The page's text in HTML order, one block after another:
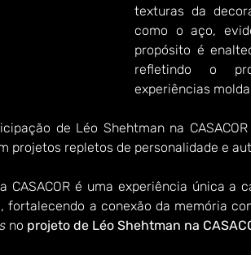
texturas da
como o aço,
propósito é
refletindo o
experiências
de Léo Shehtman na
projetos repletos de personalidade e
CASACOR é uma experiência única a
fortalecendo a conexão da memória
no projeto de Léo Shehtman na